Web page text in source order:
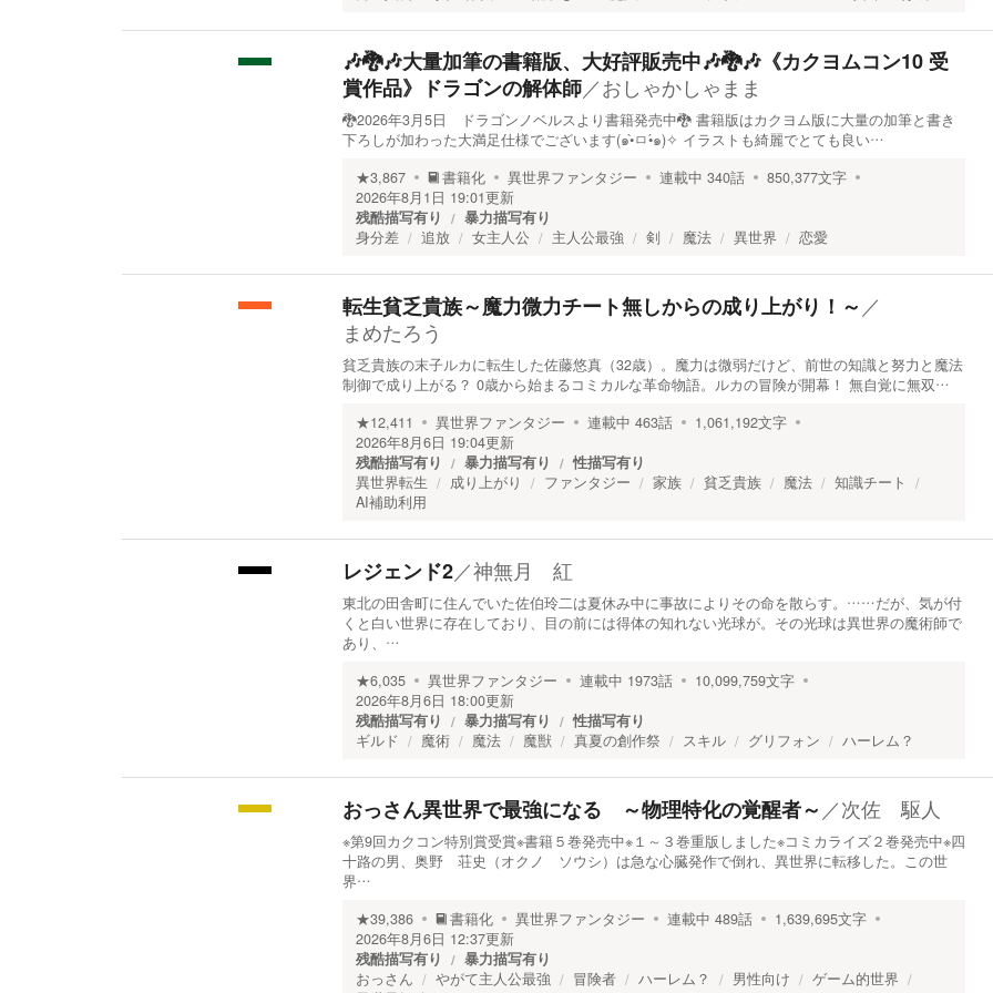
🎶🐉🎶大量加筆の書籍版、大好評販売中🎶🐉🎶《カクヨムコン10 受
賞作品》ドラゴンの解体師／おしゃかしゃまま
🐉2026年3月5日 ドラゴンノベルスより書籍発売中🐉 書籍版はカクヨム版に大量の加筆と書き
下ろしが加わった大満足仕様でございます(๑•̀ㅁ•́๑)✧ イラストも綺麗でとても良い…
★3,867 書籍化 異世界ファンタジー 連載中 340話 850,377文字
2026年8月1日 19:01更新
残酷描写有り
暴力描写有り
身分差
追放 女主人公 主人公最強 剣 魔法 異世界 恋愛
転生貧乏貴族～魔力微力チート無しからの成り上がり！～ ／
まめたろう
貧乏貴族の末子ルカに転生した佐藤悠真（32歳）。魔力は微弱だけど、前世の知識と努力と魔法
制御で成り上がる？ 0歳から始まるコミカルな革命物語。ルカの冒険が開幕！ 無自覚に無双…
★12,411 異世界ファンタジー 連載中 463話 1,061,192文字
2026年8月6日 19:04更新
残酷描写有り
暴力描写有り
性描写有り
異世界転生
成り上がり ファンタジー 家族 貧乏貴族 魔法
知識チート
AI補助利用
レジェンド2／神無月 紅
東北の田舎町に住んでいた佐伯玲二は夏休み中に事故によりその命を散らす。……だが、気が付
くと白い世界に存在しており、目の前には得体の知れない光球が。その光球は異世界の魔術師で
あり、…
★6,035 異世界ファンタジー 連載中 1973話 10,099,759文字
2026年8月6日 18:00更新
残酷描写有り
暴力描写有り
性描写有り
ギルド
魔術 魔法 魔獣 真夏の創作祭 スキル グリフォン ハーレム？
おっさん異世界で最強になる ～物理特化の覚醒者～ ／次佐 駆人
※第9回カクコン特別賞受賞※書籍５巻発売中※１～３巻重版しました※コミカライズ２巻発売中※四
十路の男、奥野 荘史（オクノ ソウシ）は急な心臓発作で倒れ、異世界に転移した。この世
界…
★39,386 書籍化 異世界ファンタジー 連載中 489話 1,639,695文字
2026年8月6日 12:37更新
残酷描写有り
暴力描写有り
おっさん
やがて主人公最強 冒険者 ハーレム？ 男性向け
ゲーム的世界